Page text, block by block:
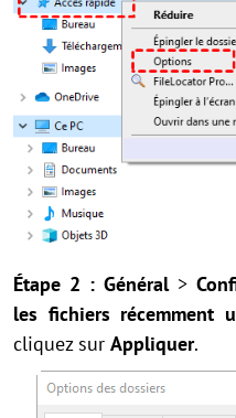
Étape 2 : Général>
les fichiers récemment
cliquez sur Appliquer.